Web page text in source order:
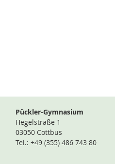
Pückler-Gymnasium
Hegelstraße 1
03050 Cottbus
Tel.: +49 (355) 486 743 80